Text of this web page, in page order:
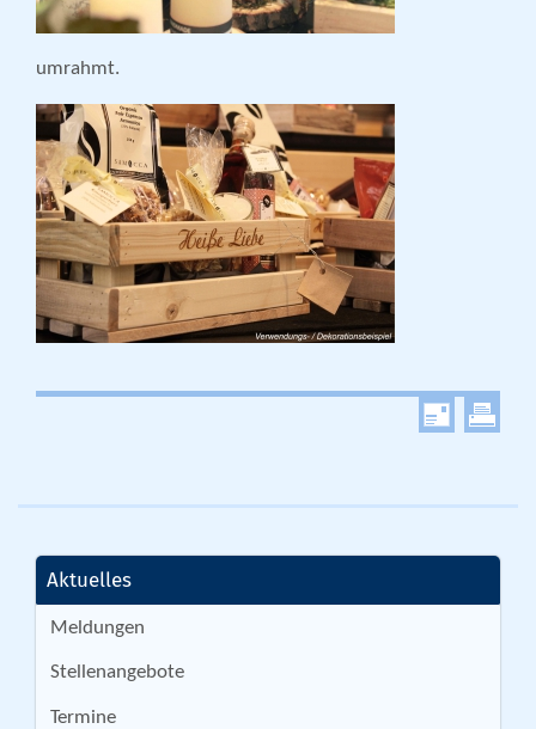
umrahmt.
Aktuelles
Meldungen
Stellenangebote
Termine